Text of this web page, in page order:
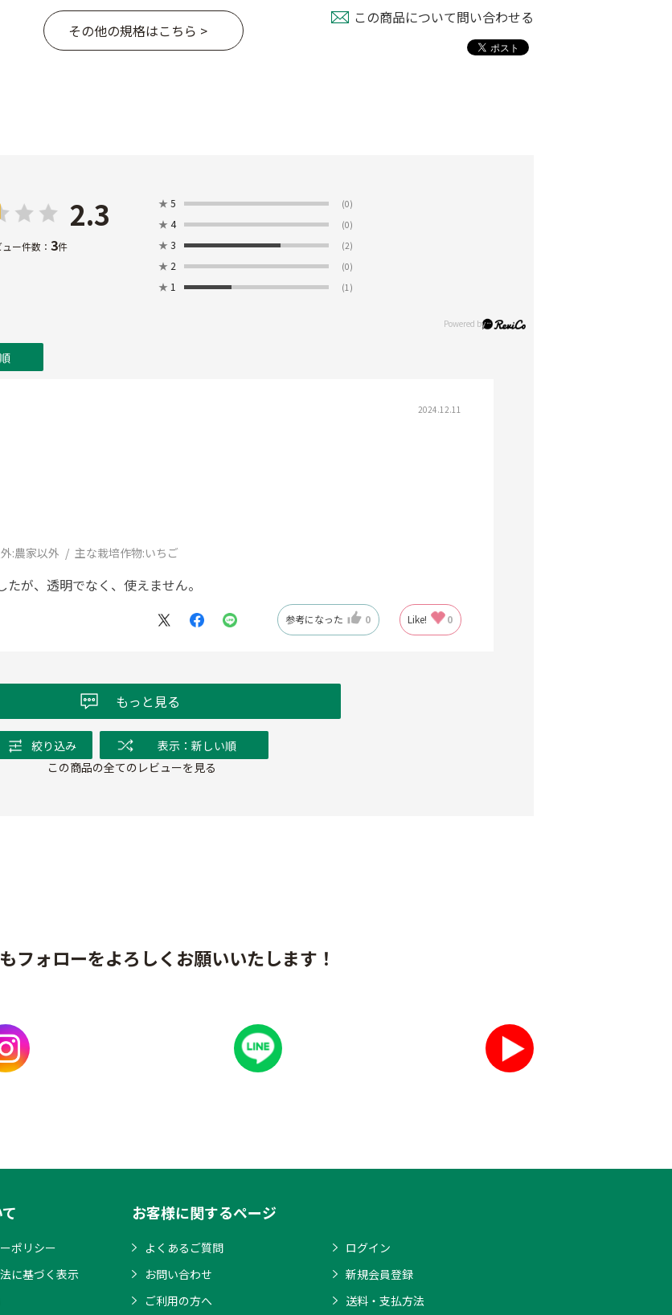
その他の規格はこちら >
この商品について問い合わせる
2.3
ュー件数： 3件
★ 5 (0)
★ 4 (0)
★ 3 (2)
★ 2 (0)
★ 1 (1)
2024.12.11
:農家以外 主な栽培作物:いちご
が、透明でなく、使えません。
参考になった 0 Like! 0
もっと見る
絞り込み
表示：新しい順
この商品の全てのレビューを見る
フォローをよろしくお願いいたします！
ポリシー
に基づく表示
お客様に関するページ
よくあるご質問
お問い合わせ
ご利用の方へ
ログイン
新規会員登録
送料・支払方法